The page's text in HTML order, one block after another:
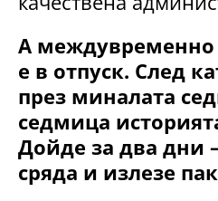
А междувременно
е в отпуск. След
през миналата
седмица
Дойде за два дни
сряда и излезе